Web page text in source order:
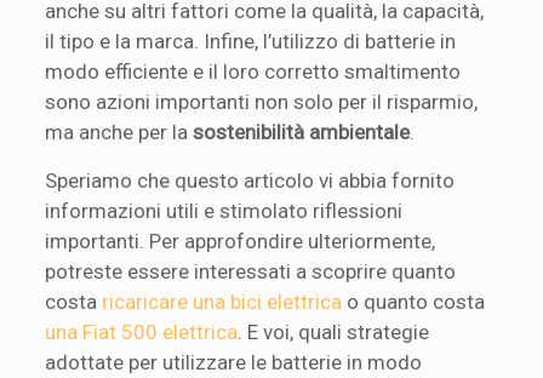
anche su altri fattori come la qualità, la capacità,
il tipo e la marca. Infine, l’utilizzo di batterie in
modo efficiente e il loro corretto smaltimento
sono azioni importanti non solo per il risparmio,
ma anche per lasostenibilità ambientale.
Speriamo che questo articolo vi abbia fornito
informazioni utili e stimolato riflessioni
importanti. Per approfondire ulteriormente,
potreste essere interessati a scoprire quanto
costa ricaricare una bici elettrica o quanto costa
una Fiat 500 elettrica . E voi, quali strategie
adottate per utilizzare le batterie in modo